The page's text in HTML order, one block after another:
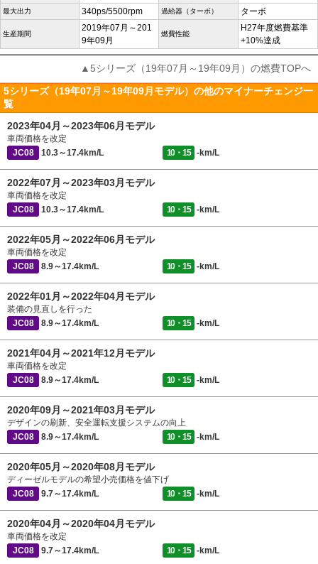
最大出力 340ps/5500rpm 過給器（ターボ） ターボ
生産期間
2019年07月～201
9年09月
燃費性能
H27年度燃費基準
+10%達成
▲5シリーズ（19年07月～19年09月）の燃費TOPへ
5シリーズ（19年07月～19年09月モデル）の他のマイナーチェンジ一
覧
2023年04月～2023年06月モデル
車両価格を改定
JC08
10.3～17.4km/L 10・15 -km/L
2022年07月～2023年03月モデル
車両価格を改定
JC08
10.3～17.4km/L 10・15 -km/L
2022年05月～2022年06月モデル
車両価格を改定
JC08
8.9～17.4km/L 10・15 -km/L
2022年01月～2022年04月モデル
装備の見直しを行った
JC08
8.9～17.4km/L 10・15 -km/L
2021年04月～2021年12月モデル
車両価格を改定
JC08
8.9～17.4km/L 10・15 -km/L
2020年09月～2021年03月モデル
デザインの刷新、安全運転支援システムの向上
JC08
8.9～17.4km/L 10・15 -km/L
2020年05月～2020年08月モデル
ディーゼルモデルの希望小売価格を値下げ
JC08
9.7～17.4km/L 10・15 -km/L
2020年04月～2020年04月モデル
車両価格を改定
JC08
9.7～17.4km/L 10・15 -km/L